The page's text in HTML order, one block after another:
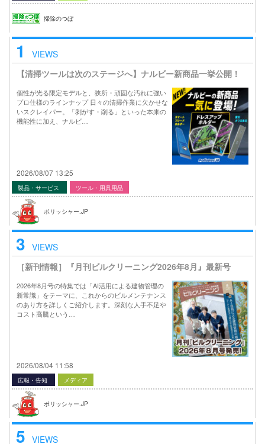
掃除のつぼ
1
VIEWS
【清掃ツールは次のステージへ】ナルビー新商品一挙公開！
個性が光る限定モデルと、狭所・頑固な汚れに強い
プロ仕様のラインナップ 日々の清掃作業に欠かせな
いスクレイパー。「剥がす・削る」といった本来の
機能性に加え、ナルビ…
2026/08/07 13:25
製品・サービス ツール・用具用品
ポリッシャー.JP
3 VIEWS
［新刊情報］『月刊ビルクリーニング2026年8月』最新号
2026年8月号の特集では「AI活用による建物管理の
新常識」をテーマに、これからのビルメンテナンス
のあり方を詳しくご紹介します。深刻な人手不足や
コスト高騰という…
2026/08/04 11:58
広報・告知 メディア
ポリッシャー.JP
5 VIEWS